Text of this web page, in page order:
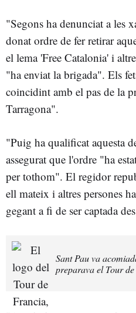
"Segons ha denunciat a les
donat ordre de fer retirar
el lema 'Free Catalonia' i
"ha enviat la brigada". Els
coincidint amb el pas de la
Tarragona".
"Puig ha qualificat aquesta
assegurat que l'ordre "ha
per tothom". El regidor
ell mateix i altres persones
gegant a fi de ser captada
Sant Pau va
preparava el Tour